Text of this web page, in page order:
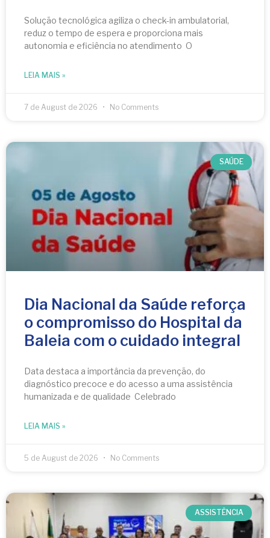
Solução tecnológica agiliza o check-in ambulatorial,
reduz o tempo de espera e proporciona mais
autonomia e eficiência no atendimento O
LEIA MAIS »
7 de August de 2026 No Comments
SAÚDE
Dia Nacional da Saúde reforça
o compromisso do Hospital da
Baleia com o cuidado integral
Data destaca a importância da prevenção, do
diagnóstico precoce e do acesso a uma assistência
humanizada e de qualidade Celebrado
LEIA MAIS »
5 de August de 2026 No Comments
ASSISTÊNCIA